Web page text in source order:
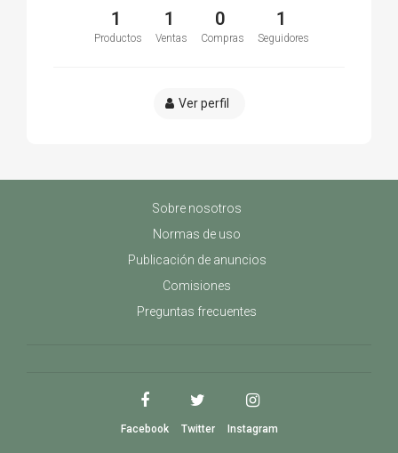
1
Productos
1
Ventas
0
Compras
1
Seguidores
Ver perfil
Sobre nosotros
Normas de uso
Publicación de anuncios
Comisiones
Preguntas frecuentes
Facebook Twitter Instagram